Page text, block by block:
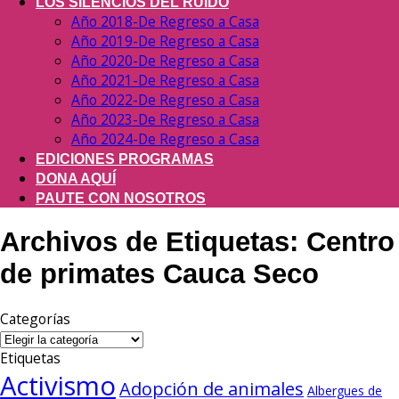
Año 2018-De Regreso a Casa
Año 2019-De Regreso a Casa
Año 2020-De Regreso a Casa
Año 2021-De Regreso a Casa
Año 2022-De Regreso a Casa
Año 2023-De Regreso a Casa
Año 2024-De Regreso a Casa
EDICIONES PROGRAMAS
DONA AQUÍ
PAUTE CON NOSOTROS
Archivos de Etiquetas: Centro
de primates Cauca Seco
Categorías
Categorías
Etiquetas
ActivismoAdopción de animales Albergues de